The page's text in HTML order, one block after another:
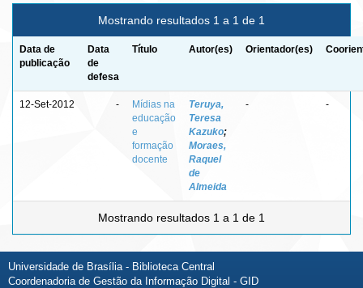
Mostrando resultados 1 a 1 de 1
Data de
publicação
Data
de
defesa
Título Autor(es) Orientador(es)
12-Set-2012 -
Mídias na
educação
e
formação
docente
Teruya,
Teresa
Kazuko;
Moraes,
Raquel
de
Almeida
- -
Mostrando resultados 1 a 1 de 1
Universidade de Brasília - Biblioteca Central
Coordenadoria de Gestão da Informação Digital - GID